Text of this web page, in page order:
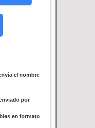
el nombre
por
en formato